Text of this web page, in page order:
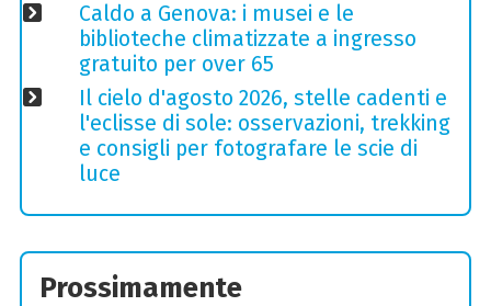
Caldo a Genova: i musei e le
biblioteche climatizzate a ingresso
gratuito per over 65
Il cielo d'agosto 2026, stelle cadenti e
l'eclisse di sole: osservazioni, trekking
e consigli per fotografare le scie di
luce
Prossimamente